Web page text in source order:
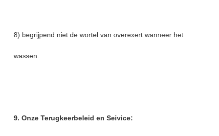
8) begrijpend niet de wortel van overexert wanneer het
wassen.
9. Onze Terugkeerbeleid en Seivice: